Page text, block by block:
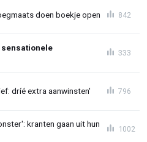
doen boekje open 842
333
dríé extra aanwinsten' 796
kranten gaan uit hun
1002